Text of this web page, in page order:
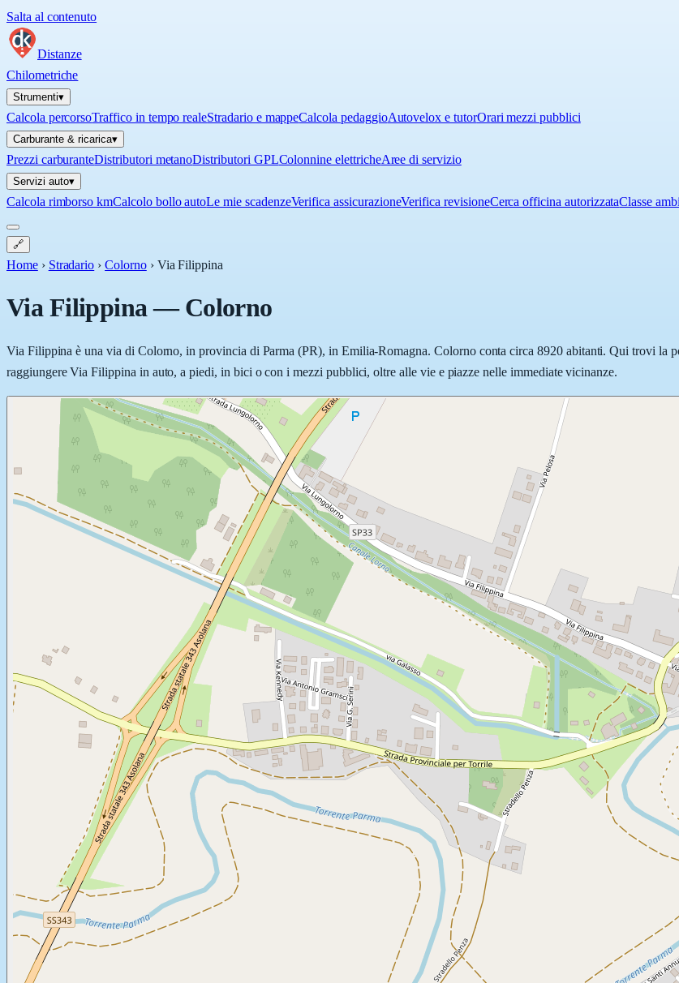
Salta al contenuto
Distanze
Chilometriche
Strumenti▾
Calcola percorsoTraffico in tempo realeStradario e mappeCalcola pedaggioAutovelox e tutorOrari mezzi pubblici
Carburante & ricarica▾
Prezzi carburanteDistributori metanoDistributori GPLColonnine elettricheAree di servizio
Servizi auto▾
Calcola rimborso kmCalcolo bollo autoLe mie scadenzeVerifica assicurazioneVerifica revisioneCerca officina autorizzataClasse
🔗
Home › Stradario › Colorno › Via Filippina
Via Filippina—Colorno
Via Filippina è una via di Colorno, in provincia di Parma (PR), in Emilia-Romagna. Colorno conta circa 8920 abitanti. Qui trovi la
raggiungere Via Filippina in auto, a piedi, in bici o con i mezzi pubblici, oltre alle vie e piazze nelle immediate vicinanze.